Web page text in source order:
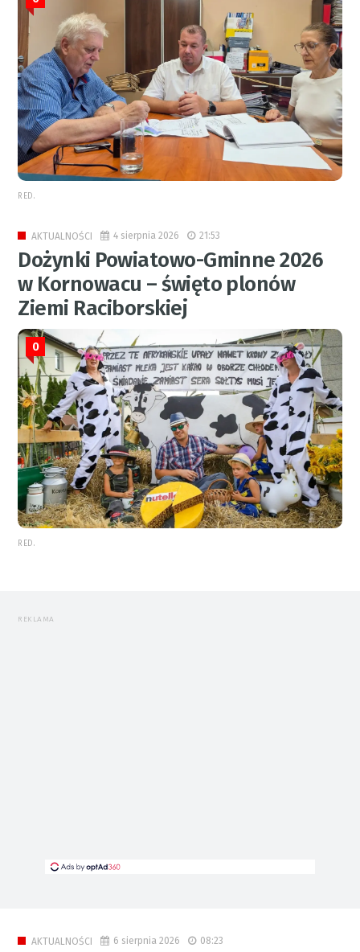
RED.
AKTUALNOŚCI 4 sierpnia 2026 21:53
Dożynki Powiatowo-Gminne 2026
w Kornowacu – święto plonów
Ziemi Raciborskiej
0
RED.
REKLAMA
AKTUALNOŚCI 6 sierpnia 2026 08:23